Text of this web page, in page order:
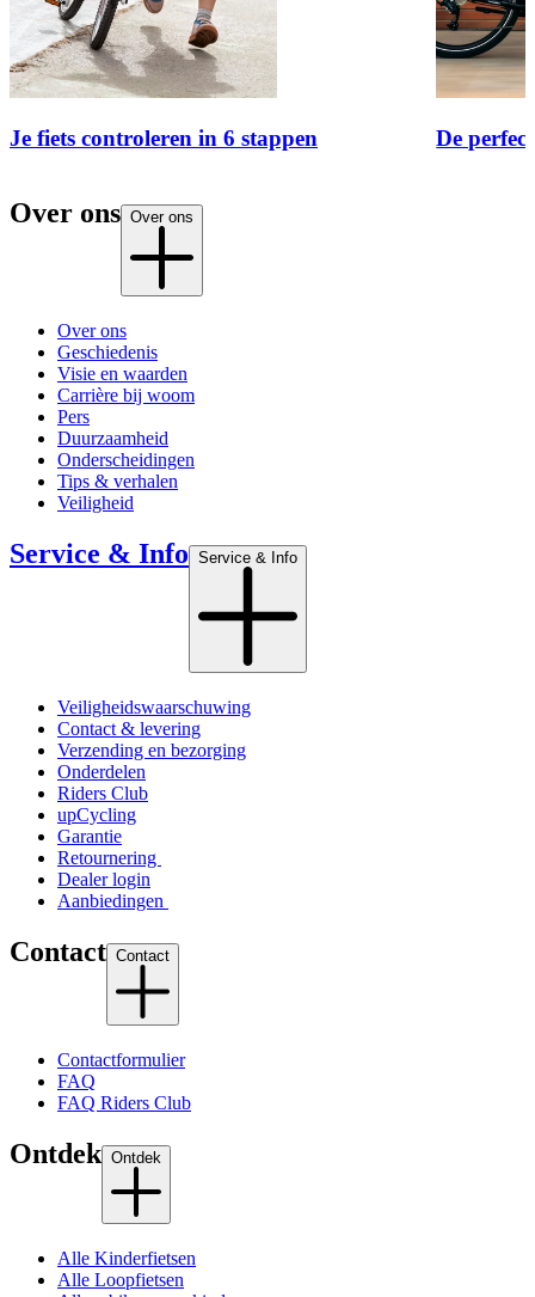
Je fiets controleren in 6 stappen De
Over ons Over ons
Over ons
Geschiedenis
Visie en waarden
Carrière bij woom
Pers
Duurzaamheid
Onderscheidingen
Tips & verhalen
Veiligheid
Service & Info Service & Info
Veiligheidswaarschuwing
Contact & levering
Verzending en bezorging
Onderdelen
Riders Club
upCycling
Garantie
Retournering
Dealer login
Aanbiedingen
Contact Contact
Contactformulier
FAQ
FAQ Riders Club
Ontdek Ontdek
Alle Kinderfietsen
Alle Loopfietsen